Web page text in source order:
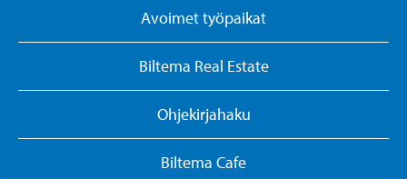
Avoimet työpaikat
Biltema Real Estate
Ohjekirjahaku
Biltema Cafe